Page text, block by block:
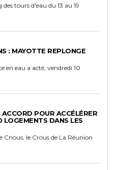
tours d'eau du 13 au 19
: MAYOTTE REPLONGE
en eau a acté, vendredi 10
POUR ACCÉLÉRER
DANS LES
Cnous, le Crous de La Réunion